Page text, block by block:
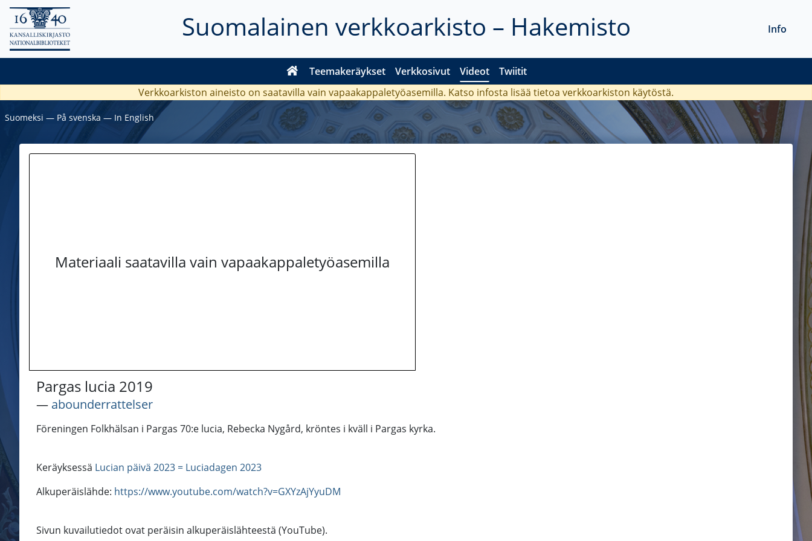
Suomalainen verkkoarkisto – Hakemisto
Teemakeräykset Verkkosivut Videot Twiitit
Info
Verkkoarkiston aineisto on saatavilla vain vapaakappaletyöasemilla. Katso infosta lisää tietoa verkkoarkiston käytöstä.
Suomeksi ― På svenska ― In English
Materiaali saatavilla vain vapaakappaletyöasemilla
Pargas lucia 2019
― abounderrattelser
Föreningen Folkhälsan i Pargas 70:e lucia, Rebecka Nygård, kröntes i kväll i Pargas kyrka.
Keräyksessä Lucian päivä 2023 = Luciadagen 2023
Alkuperäislähde: https://www.youtube.com/watch?v=GXYzAjYyuDM
Sivun kuvailutiedot ovat peräisin alkuperäislähteestä (YouTube).